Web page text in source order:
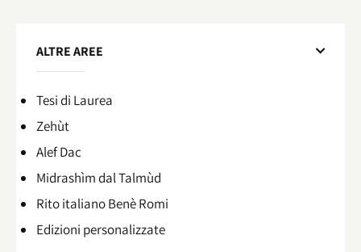
ALTRE AREE
Tesi di Laurea
Zehùt
Alef Dac
Midrashìm dal Talmùd
Rito italiano Benè Romi​
Edizioni personalizzate